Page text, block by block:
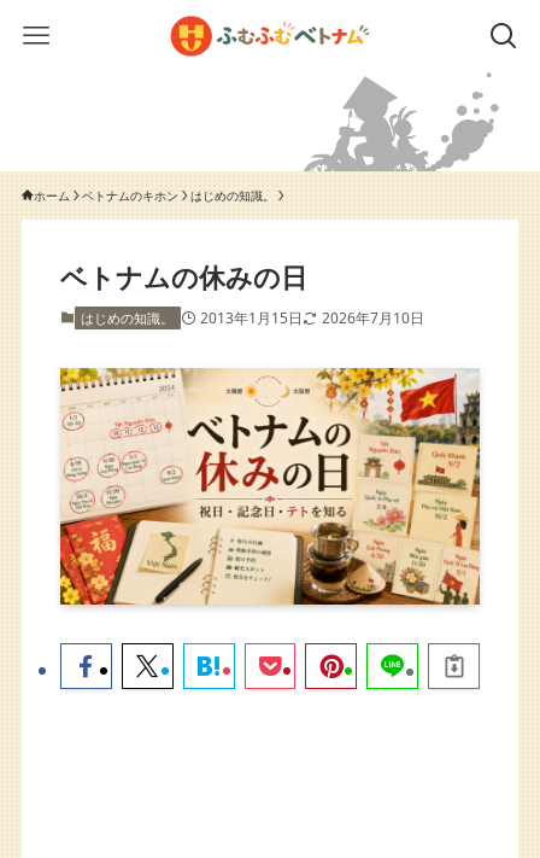
ホーム ベトナムのキホン はじめの知識。
ベトナムの休みの日
はじめの知識。 2013年1月15日 2026年7月10日